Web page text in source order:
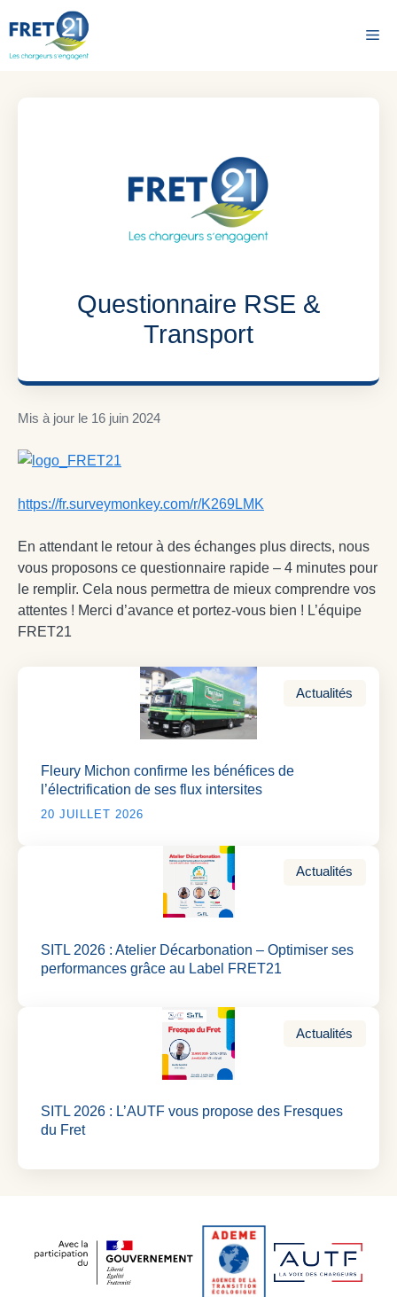
au
contenu
Questionnaire RSE &
Transport
Mis à jour le 16 juin 2024
https://fr.surveymonkey.com/r/K269LMK
En attendant le retour à des échanges plus directs, nous
vous proposons ce questionnaire rapide – 4 minutes pour
le remplir. Cela nous permettra de mieux comprendre vos
attentes ! Merci d’avance et portez-vous bien ! L’équipe
FRET21
Actualités
Fleury Michon confirme les bénéfices de
l’électrification de ses flux intersites
20 JUILLET 2026
Actualités
SITL 2026 : Atelier Décarbonation – Optimiser ses
performances grâce au Label FRET21
Actualités
SITL 2026 : L’AUTF vous propose des Fresques
du Fret